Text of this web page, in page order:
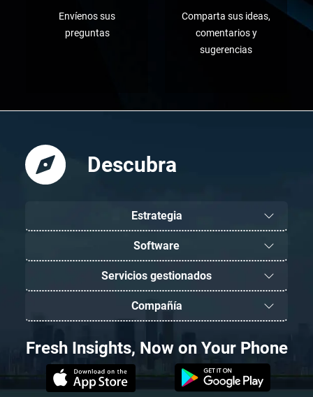
Envíenos sus
preguntas
Comparta sus ideas,
comentarios y
sugerencias
Descubra
Estrategia
Software
Servicios gestionados
Compañía
Fresh Insights, Now on Your Phone